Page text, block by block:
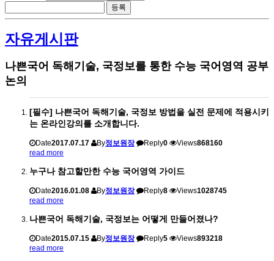
자유게시판
나쁜국어 독해기술, 국정보를 통한 수능 국어영역 공부
논의
[필수] 나쁜국어 독해기술, 국정보 방법을 실전 문제에 적용시키
는 온라인강의를 소개합니다.
Date2017.07.17 By정보원장 Reply0 Views868160
read more
누구나 참고할만한 수능 국어영역 가이드
Date2016.01.08 By정보원장 Reply8 Views1028745
read more
나쁜국어 독해기술, 국정보는 어떻게 만들어졌나?
Date2015.07.15 By정보원장 Reply5 Views893218
read more